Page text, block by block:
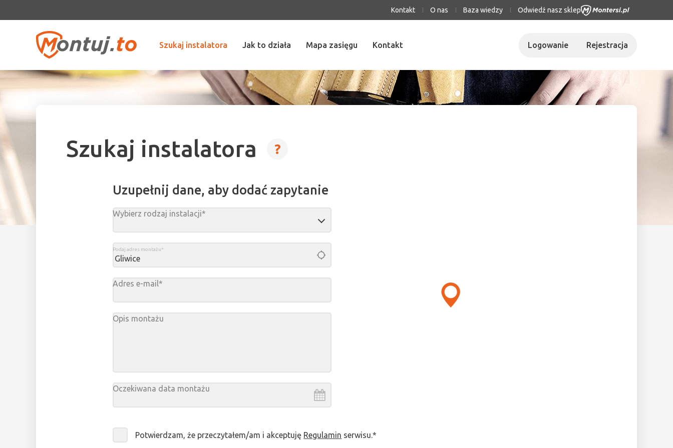
Kontakt O nas Baza wiedzy Odwiedź nasz sklep
Szukaj instalatora Jak to działa Mapa zasięgu Kontakt Logowanie Rejestracja
Szukaj instalatora ?
Uzupełnij dane, aby dodać zapytanie
Wybierz rodzaj instalacji*
Podaj adres montażu*
Adres e-mail*
Opis montażu
Oczekiwana data montażu
pn. wt. śr. cz. pt. sob. niedz.
Potwierdzam, że przeczytałem/am i akceptuję Regulamin serwisu.*